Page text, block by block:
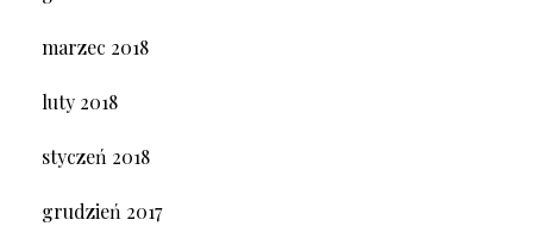
marzec 2018
luty 2018
styczeń 2018
grudzień 2017